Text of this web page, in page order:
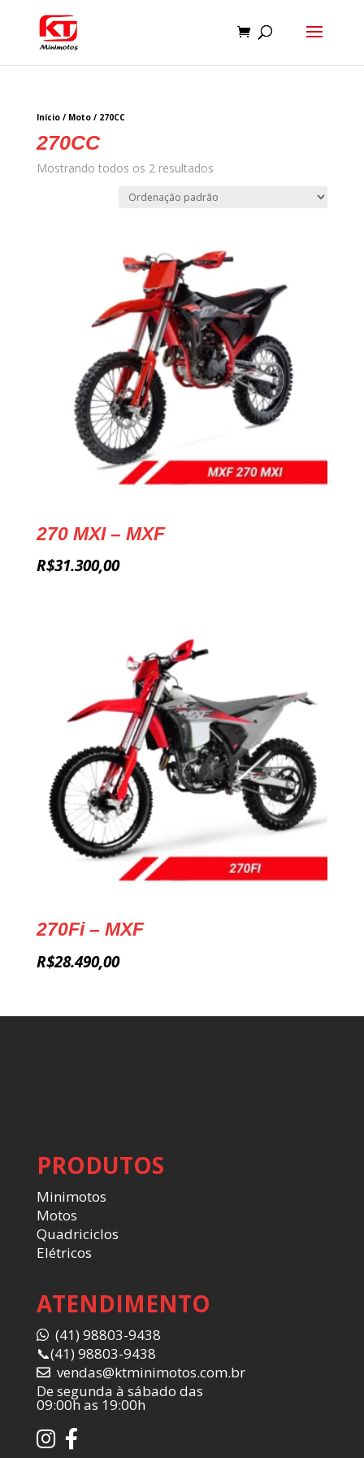
Início/ Moto/ 270CC
270CC
Mostrando todos os 2 resultados
270 MXI – MXF
R$31.300,00
270Fi – MXF
R$28.490,00
PRODUTOS
Minimotos
Motos
Quadriciclos
Elétricos
ATENDIMENTO
(41) 98803-9438
📞(41) 98803-9438
vendas@ktminimotos.com.br
De segunda à sábado das
09:00h as 19:00h